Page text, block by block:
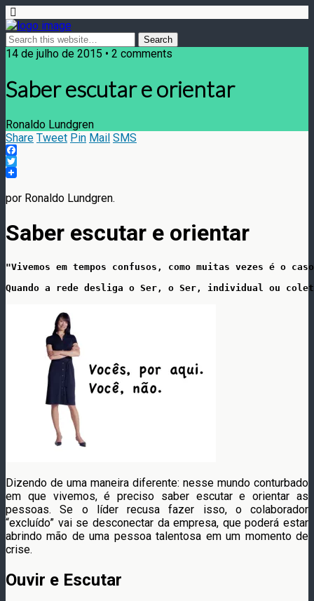
14 de julho de 2015 • 2 comments
Saber escutar e orientar
Ronaldo Lundgren
Share Tweet Pin Mail SMS
Facebook
Twitter
por Ronaldo Lundgren.
Saber escutar e orientar
"Vivemos em tempos confusos, como muitas vezes é o
Quando a rede desliga o Ser, o Ser, individual ou
Dizendo de uma maneira diferente: nesse mundo conturbado
em que vivemos, é preciso saber escutar e orientar as
pessoas. Se o líder recusa fazer isso, o colaborador
“excluído” vai se desconectar da empresa, que poderá estar
abrindo mão de uma pessoa talentosa em um momento de
crise.
Ouvir e Escutar